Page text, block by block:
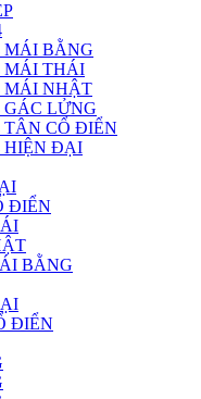
MÁI BẰNG
MÁI THÁI
MÁI NHẬT
GÁC LỬNG
TÂN CỔ ĐIỂN
HIỆN ĐẠI
ĐIỂN
BẰNG
ĐIỂN